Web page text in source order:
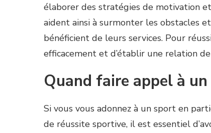
élaborer des stratégies de motivation
aident ainsi à surmonter les obstacles
bénéficient de leurs services. Pour
efficacement et d’établir une relation de
Quand faire appel à
Si vous vous adonnez à un sport en
de réussite sportive, il est essentiel